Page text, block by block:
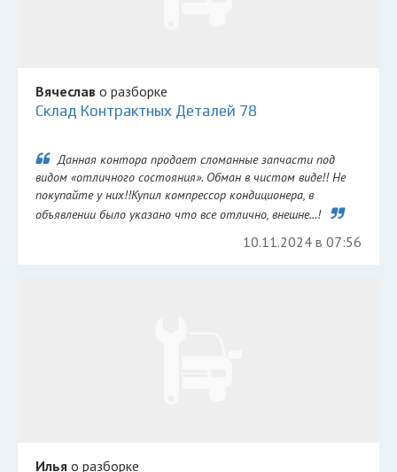
Вячеслав о разборке
Склад Контрактных Деталей 78
Данная контора продает сломанные запчасти под
видом «отличного состояния». Обман в чистом виде!! Не
покупайте у них!!Купил компрессор кондиционера, в
объявлении было указано что все отлично, внешне...!
10.11.2024 в 07:56
Илья о разборке